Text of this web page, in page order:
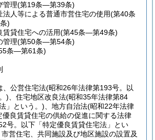
管理(第19条―第39条)
法人等による普通市営住宅の使用(第40条
)
賃貸住宅への活用(第45条―第49条)
管理(第50条―第54条)
条―第61条)
、公営住宅法(昭和26年法律第193号。以
) 、住宅地区改良法(昭和35年法律第84
」という。) 、地方自治法(昭和22年法律
優良賃貸住宅の供給の促進に関する法律
号。以下「特定優良賃貸住宅法」とい
営住宅、共同施設及び地区施設の設置及